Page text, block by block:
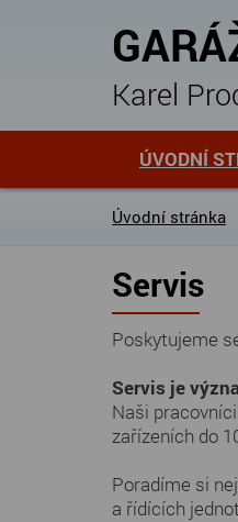
Karel
ÚVODNÍ
Úvodní stránka
Servis
Poskytujeme
Servis je
Naši
zařízeních do
Poradíme si
a řídících